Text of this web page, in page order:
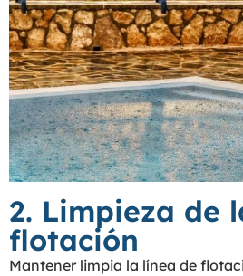
2. Limpieza de
flotación
Mantener limpia la línea de